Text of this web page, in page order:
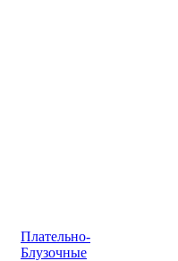
Плательно-
Блузочные